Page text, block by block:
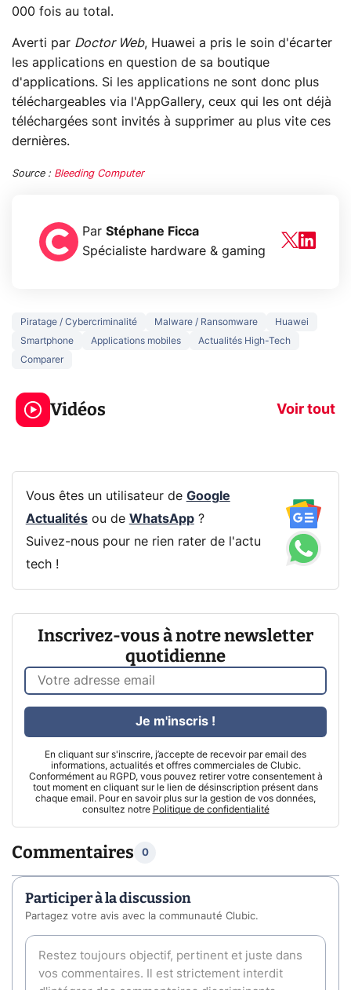
000 fois au total.
Averti par Doctor Web, Huawei a pris le soin d'écarter
les applications en question de sa boutique
d'applications. Si les applications ne sont donc plus
téléchargeables via l'AppGallery, ceux qui les ont déjà
téléchargées sont invités à supprimer au plus vite ces
dernières.
Source : Bleeding Computer
Par Stéphane Ficca
Spécialiste hardware & gaming
Piratage / Cybercriminalité Malware / Ransomware
Huawei
Smartphone
Applications mobiles
Actualités High-Tech
Comparer
Vidéos Voir tout
5 générations de
jeux dans la
prochaine Xbox !
navigation
Vous êtes un utilisateur de Google
Actualitésou de WhatsApp?
Suivez-nous pour ne rien rater de l'actu
tech !
Inscrivez-vous à notre newsletter
quotidienne
En cliquant sur s'inscrire, j’accepte de recevoir par email des
informations, actualités et offres commerciales de Clubic.
Conformément au RGPD, vous pouvez retirer votre consentement à
tout moment en cliquant sur le lien de désinscription présent dans
chaque email. Pour en savoir plus sur la gestion de vos données,
consultez notre Politique de confidentialité
Je m'inscris !
Commentaires 0
Participer à la discussion
Partagez votre avis avec la communauté Clubic.